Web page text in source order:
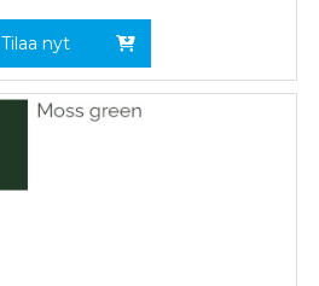
Tilaa nyt